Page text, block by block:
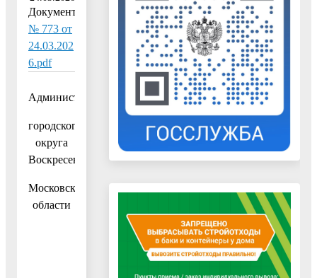
Документ:
№ 773 от
24.03.202
6.pdf
Администрация
городского
округа
Воскресенск
Московской
области